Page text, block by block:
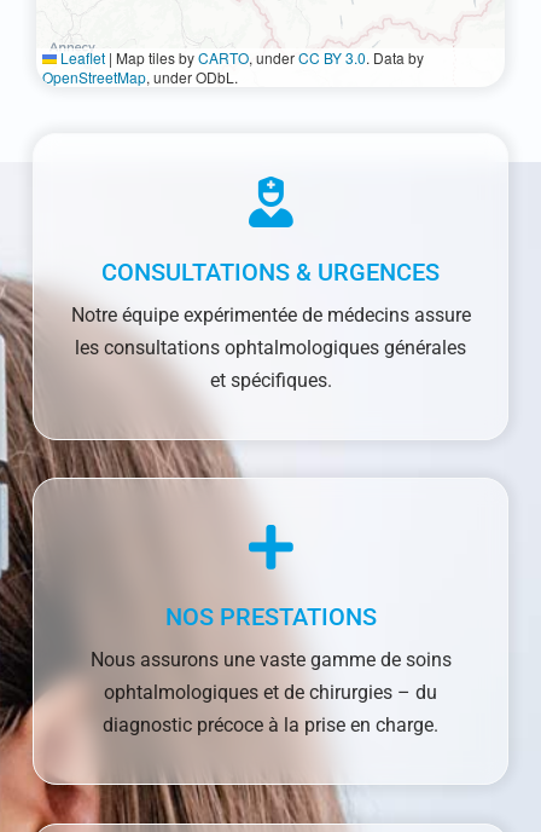
Leaflet | Map tiles byCARTO, underCC BY 3.0. Data by
OpenStreetMap, under ODbL.
CONSULTATIONS & URGENCES
Notre équipe expérimentée de médecins assure
les consultations ophtalmologiques générales
et spécifiques.
NOS PRESTATIONS
Nous assurons une vaste gamme de soins
ophtalmologiques et de chirurgies – du
diagnostic précoce à la prise en charge.